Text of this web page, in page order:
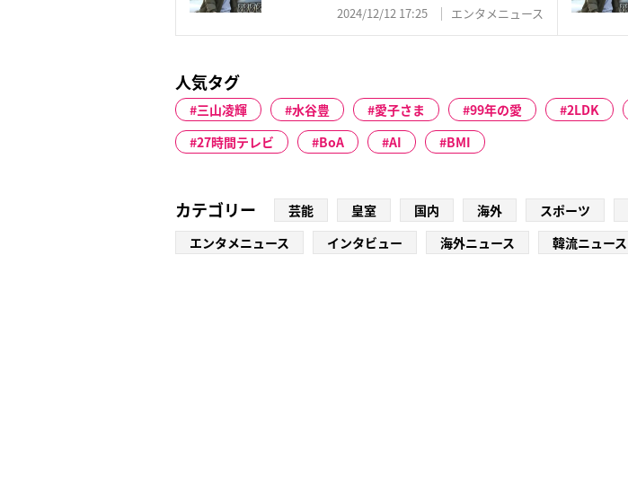
2024/12/12 17:25 エンタメニュース
人気タグ
三山凌輝 水谷豊 愛子さま 99年の愛 2LDK
27時間テレビ
BoA AI BMI
カテゴリー 芸能 皇室 国内 海外 スポーツ
エンタメニュース
インタビュー 海外ニュース 韓流ニュース